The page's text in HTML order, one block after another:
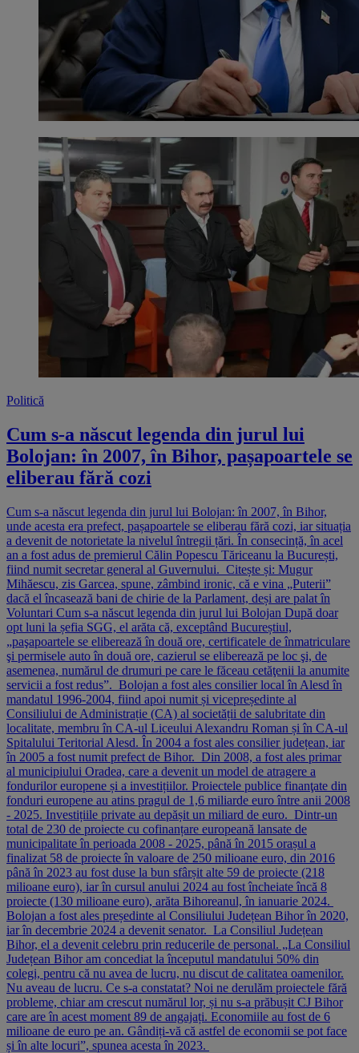
Politică
Cum s-a născut legenda din jurul lui
Bolojan: în 2007, în Bihor, pașapoartele se
eliberau fără cozi
Cum s-a născut legenda din jurul lui Bolojan: în 2007, în Bihor,
unde acesta era prefect, pașapoartele se eliberau fără cozi, iar situația
a devenit de notorietate la nivelul întregii țări. În consecință, în acel
an a fost adus de premierul Călin Popescu Tăriceanu la București,
fiind numit secretar general al Guvernului. Citește și: Mugur
Mihăescu, zis Garcea, spune, zâmbind ironic, că e vina „Puterii”
dacă el încasează bani de chirie de la Parlament, deși are palat în
Voluntari Cum s-a născut legenda din jurul lui Bolojan După doar
opt luni la șefia SGG, el arăta că, exceptând Bucureștiul,
„paşapoartele se eliberează în două ore, certificatele de înmatriculare
şi permisele auto în două ore, cazierul se eliberează pe loc şi, de
asemenea, numărul de drumuri pe care le făceau cetăţenii la anumite
servicii a fost redus”. Bolojan a fost ales consilier local în Alesd în
mandatul 1996-2004, fiind apoi numit și vicepreședinte al
Consiliului de Administrație (CA) al societății de salubritate din
localitate, membru în CA-ul Liceului Alexandru Roman și în CA-ul
Spitalului Teritorial Alesd. În 2004 a fost ales consilier județean, iar
în 2005 a fost numit prefect de Bihor. Din 2008, a fost ales primar
al municipiului Oradea, care a devenit un model de atragere a
fondurilor europene și a investițiilor. Proiectele publice finanţate din
fonduri europene au atins pragul de 1,6 miliarde euro între anii 2008
- 2025. Investițiile private au depășit un miliard de euro. Dintr-un
total de 230 de proiecte cu cofinanțare europeană lansate de
municipalitate în perioada 2008 - 2025, până în 2015 orașul a
finalizat 58 de proiecte în valoare de 250 milioane euro, din 2016
până în 2023 au fost duse la bun sfârșit alte 59 de proiecte (218
milioane euro), iar în cursul anului 2024 au fost încheiate încă 8
proiecte (130 milioane euro), arăta Bihoreanul, în ianuarie 2024.
Bolojan a fost ales președinte al Consiliului Județean Bihor în 2020,
iar în decembrie 2024 a devenit senator. La Consiliul Județean
Bihor, el a devenit celebru prin reducerile de personal. „La Consiliul
Județean Bihor am concediat la începutul mandatului 50% din
colegi, pentru că nu avea de lucru, nu discut de calitatea oamenilor.
Nu aveau de lucru. Ce s-a constatat? Noi ne derulăm proiectele fără
probleme, chiar am crescut numărul lor, și nu s-a prăbușit CJ Bihor
care are în acest moment 89 de angajați. Economiile au fost de 6
milioane de euro pe an. Gândiți-vă că astfel de economii se pot face
și în alte locuri”, spunea acesta în 2023.